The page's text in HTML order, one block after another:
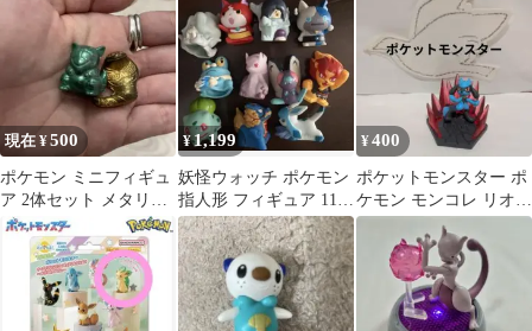
現在 ¥500
ポケモン ミニフィギュ
ア 2体セット メタリッ
クカラー
¥1,199
妖怪ウォッチ ポケモン
指人形 フィギュア 11体
セット
¥400
ポケットモンスター ポ
ケモン モンコレ リオル
フィギュア 台座 エフェ